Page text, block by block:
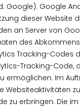
Google). Google
dieser
an Server von
des
Tracking-Codes
Tracking-
ermöglichen. Im
erbringen. Die